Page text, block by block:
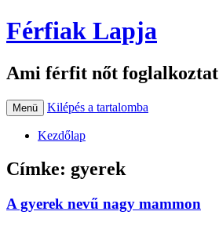
Férfiak Lapja
Ami férfit nőt foglalkoztat
Menü Kilépés a tartalomba
Kezdőlap
Címke: gyerek
A gyerek nevű nagy mammon